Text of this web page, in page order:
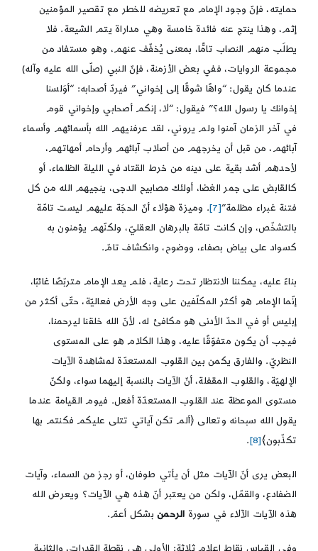
حمايته، فإنّ وجود الإمام مع تعريضه للخطر مع تقصير المؤمنين
إثم، وهذا ينتج عنه فائدة خامسة وهي مداراة يتم الشيعة. فلا
يطلَب منهم النصاب تامًّا، بمعنى يُخفّف عنهم، وهو مستفاد من
مجموعة الروايات، ففي بعض الأزمنة، فإنّ النبي (صلّى الله عليه وآله)
عندما كان يقول: “واهًا شوقًا إلى إخواني” فيردّ أصحابه: “أوَلسنا
إخوانك يا رسول الله؟” فيقول: “لا، إنكم أصحابي وإخواني قوم
في آخر الزمان آمنوا ولم يروني، لقد عرفنيهم الله بأسمائهم وأسماء
آبائهم، من قبل أن يخرجهم من أصلاب آبائهم وأرحام أمهاتهم،
لأحدهم أشد بقية على دينه من خرط القتاد في الليلة الظلماء، أو
كالقابض على جمر الغضا، أولئك مصابيح الدجى، ينجيهم الله من كل
فتنة غبراء مظلمة”[7]
. وميزة هؤلاء أنّ الحجَة عليهم ليست تامّة
بالتشخّص، وإن كانت تامّة بالبرهان العقليّ، ولكنّهم يؤمنون به
كسواد على بياض بصفاء، ووضوح، وانكشاف تامّ.
بناءً عليه، يمكننا الانتظار تحت رعاية، فلم يعد الإمام متربّصًا غائبًا،
إنّما الإمام هو أكثر المكلّفين على وجه الأرض فعاليّة، حتّى أكثر من
إبليس أو في الحدّ الأدنى هو مكافئ له، لأنّ الله خلقنا ليرحمنا،
فيجب أن يكون متفوّقًا عليه، وهذا الكلام هو على المستوى
النظريّ. والفارق يكمن بين القلوب المستعدّة لمشاهدة الآيات
الإلهيّة، والقلوب المقفلة، أنّ الآيات بالنسبة إليهما سواء، ولكنّ
مستوى الموعظة عند القلوب المستعدّة أفعل. فيوم القيامة عندما
يقول الله سبحانه وتعالى ﴿ألم تكن آياتي تتلى عليكم فكنتم بها
تكذّبون﴾[8]
.
البعض يرى أنّ الآيات مثل أن يأتي طوفان، أو رجز من السماء، وآيات
الضفادع، والقمّل، ولكن من يعتبر أنّ هذه هي الآيات؟ ويعرض الله
هذه الآيات الآلاء في سورة الرحمن بشكل أعمّ.
وفي القياس نقاط إعلام ثلاثة: الأولى هي نقطة القدرات، والثانية